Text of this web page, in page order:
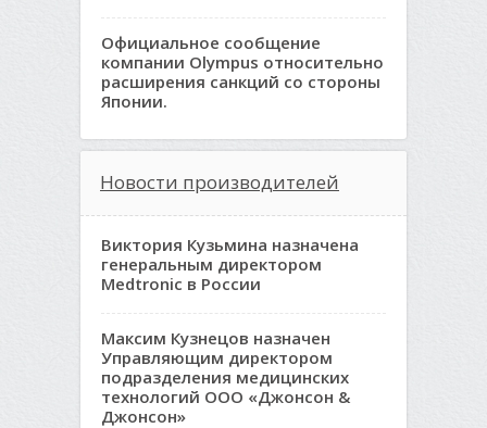
Официальное сообщение
компании Olympus относительно
расширения санкций со стороны
Японии.
Новости производителей
Виктория Кузьмина назначена
генеральным директором
Medtronic в России
Максим Кузнецов назначен
Управляющим директором
подразделения медицинских
технологий ООО «Джонсон &
Джонсон»